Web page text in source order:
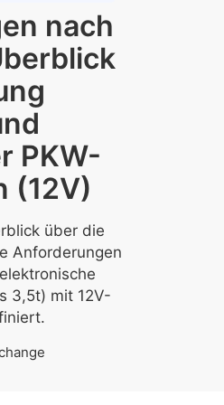
nach
PKW-
(12V)
über die
Anforderungen
3,5t) mit 12V-